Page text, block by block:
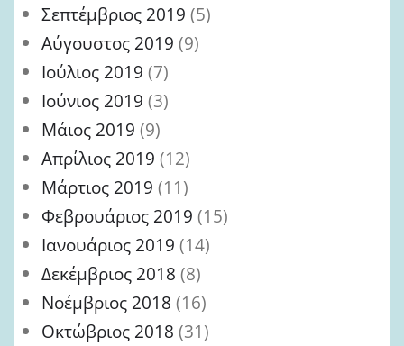
Σεπτέμβριος 2019 (5)
Αύγουστος 2019 (9)
Ιούλιος 2019 (7)
Ιούνιος 2019 (3)
Μάιος 2019 (9)
Απρίλιος 2019 (12)
Μάρτιος 2019 (11)
Φεβρουάριος 2019 (15)
Ιανουάριος 2019 (14)
Δεκέμβριος 2018 (8)
Νοέμβριος 2018 (16)
Οκτώβριος 2018 (31)